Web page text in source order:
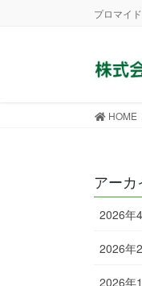
プロマイ
HOME
アーカ
2026年
2026年
2026年